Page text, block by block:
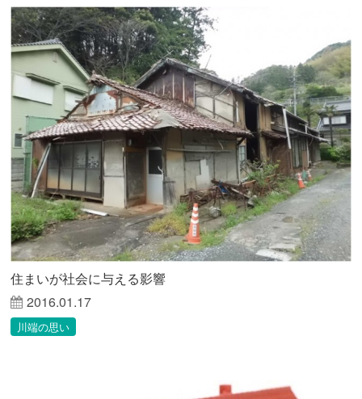
住まいが社会に与える影響
2016.01.17
川端の思い